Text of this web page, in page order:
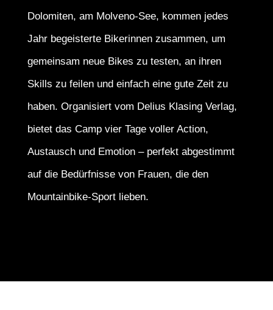
Dolomiten, am Molveno-See, kommen jedes
Jahr begeisterte Bikerinnen zusammen, um
gemeinsam neue Bikes zu testen, an ihren
Skills zu feilen und einfach eine gute Zeit zu
haben. Organisiert vom Delius Klasing Verlag,
bietet das Camp vier Tage voller Action,
Austausch und Emotion – perfekt abgestimmt
auf die Bedürfnisse von Frauen, die den
Mountainbike-Sport lieben.